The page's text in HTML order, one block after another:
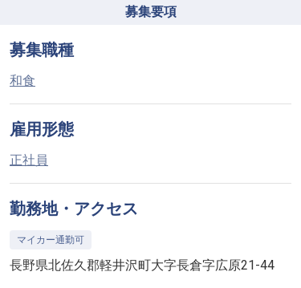
募集要項
募集職種
和食
雇用形態
正社員
勤務地・アクセス
マイカー通勤可
長野県北佐久郡軽井沢町大字長倉字広原21-44